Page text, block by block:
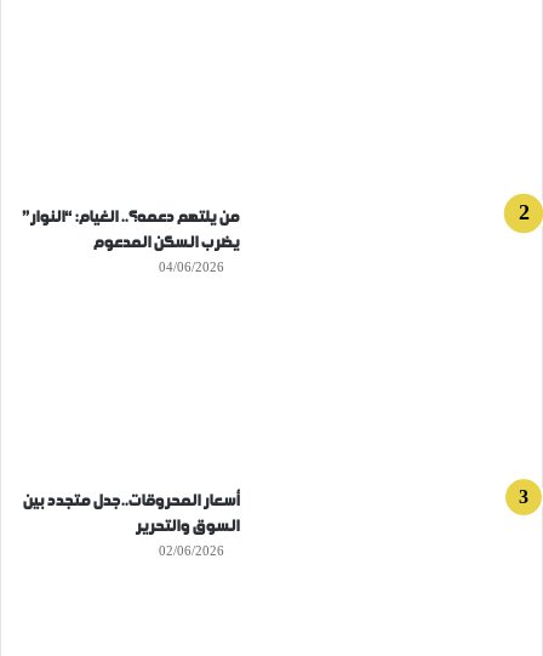
من يلتهم دعمه؟.. الغيام: “النوار”
يضرب السكن المدعوم
04/06/2026
أسعار المحروقات..جدل متجدد بين
السوق والتحرير
02/06/2026